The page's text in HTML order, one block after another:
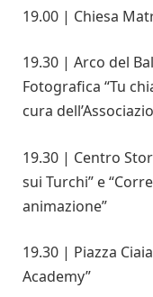
19.00 | Chiesa
19.30 | Arco del
Fotografica “Tu
cura
19.30 | Centro
sui Turchi” e
animazione”
19.30 | Piazza
Academy”